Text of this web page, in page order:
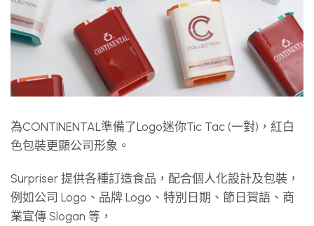
為CONTINENTAL準備了Logo迷你Tic Tac (一對)，紅白
色包裝更顯公司形象。
Surpriser 提供各種訂造食品，配合個人化設計及包裝，
例如公司 Logo、品牌 Logo、特別日期、節日賀語、商
業宣傳 Slogan 等，